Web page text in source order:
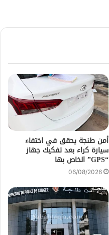
أمن طنجة يحقق في اختفاء
سيارة كراء بعد تفكيك جهاز
“GPS” الخاص بها
06/08/2026